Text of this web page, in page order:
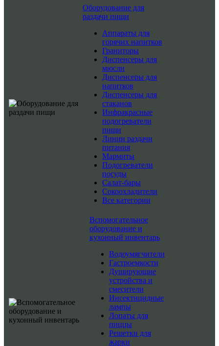
Оборудование для
раздачи пищи
Аппараты для
горячих напитков
Граниторы
Диспенсеры для
мюсли
Диспенсеры для
напитков
Диспенсеры для
стаканов
Инфракрасные
подогреватели
пищи
Линии раздачи
питания
Мармиты
Подогреватели
посуды
Салат-бары
Сокоохладители
Все категории
Вспомогательное
оборудование и
кухонный инвентарь
Водоумягчители
Гастроемкости
Душирующие
устройства и
смесители
Инсектицидные
лампы
Лопаты для
пиццы
Решетки для
жарки